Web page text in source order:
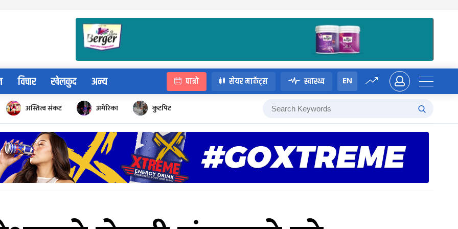
विचार खेलकुद अन्य पात्रो सेयर मार्केट्स स्वास्थ्य EN
अस्तित्व संकट अमेरिका कुटपिट